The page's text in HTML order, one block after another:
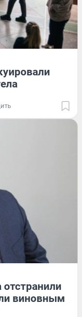
отстранили
виновным